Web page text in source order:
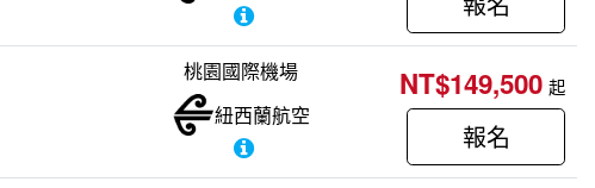
桃園國際機場
紐西蘭航空
NT$149,500 起
報名